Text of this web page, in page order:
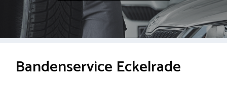
Bandenservice Eckelrade